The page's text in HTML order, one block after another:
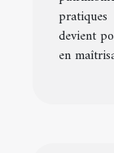
devient
en